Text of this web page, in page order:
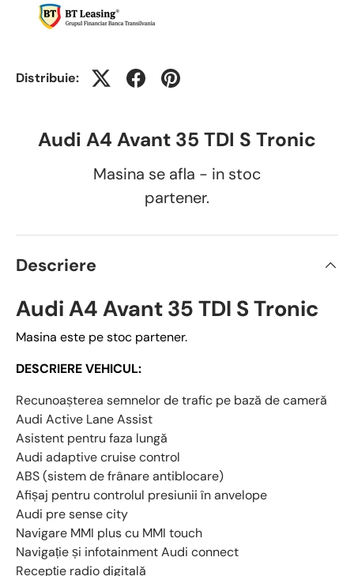
Distribuie:
Audi A4 Avant 35 TDI S Tronic
Masina se afla - in stoc
partener.
Descriere
Audi A4 Avant 35 TDI S Tronic
Masina este pe stoc partener.
DESCRIERE VEHICUL:
Recunoașterea semnelor de trafic pe bază de cameră
Audi Active Lane Assist
Asistent pentru faza lungă
Audi adaptive cruise control
ABS (sistem de frânare antiblocare)
Afișaj pentru controlul presiunii în anvelope
Audi pre sense city
Navigare MMI plus cu MMI touch
Navigație și infotainment Audi connect
Recepție radio digitală